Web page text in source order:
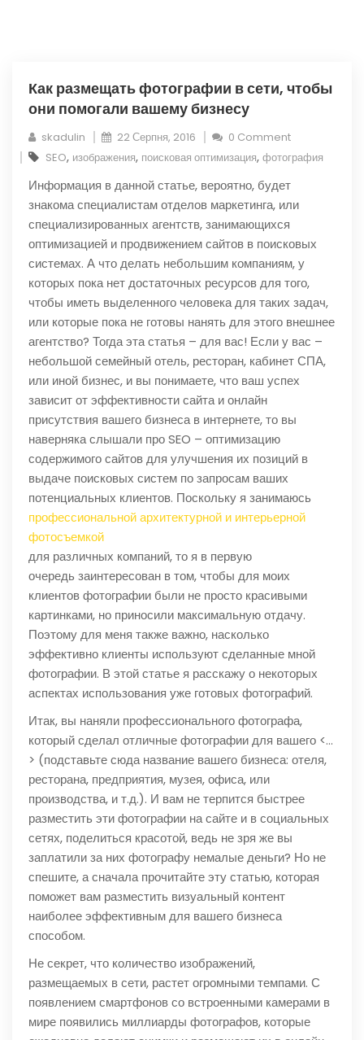
Как размещать фотографии в сети, чтобы
они помогали вашему бизнесу
skadulin 22 Серпня, 2016
0 Comment
SEO, изображения, поисковая оптимизация, фотография
Информация в данной статье, вероятно, будет
знакома специалистам отделов маркетинга, или
специализированных агентств, занимающихся
оптимизацией и продвижением сайтов в поисковых
системах. А что делать небольшим компаниям, у
которых пока нет достаточных ресурсов для того,
чтобы иметь выделенного человека для таких задач,
или которые пока не готовы нанять для этого внешнее
агентство? Тогда эта статья – для вас! Если у вас –
небольшой семейный отель, ресторан, кабинет СПА,
или иной бизнес, и вы понимаете, что ваш успех
зависит от эффективности сайта и онлайн
присутствия вашего бизнеса в интернете, то вы
наверняка слышали про SEO – оптимизацию
содержимого сайтов для улучшения их позиций в
выдаче поисковых систем по запросам ваших
потенциальных клиентов. Поскольку я занимаюсь
профессиональной архитектурной и интерьерной
фотосъемкой
для различных компаний, то я в первую
очередь заинтересован в том, чтобы для моих
клиентов фотографии были не просто красивыми
картинками, но приносили максимальную отдачу.
Поэтому для меня также важно, насколько
эффективно клиенты используют сделанные мной
фотографии. В этой статье я расскажу о некоторых
аспектах использования уже готовых фотографий.
Итак, вы наняли профессионального фотографа,
который сделал отличные фотографии для вашего <…
> (подставьте сюда название вашего бизнеса: отеля,
ресторана, предприятия, музея, офиса, или
производства, и т.д.). И вам не терпится быстрее
разместить эти фотографии на сайте и в социальных
сетях, поделиться красотой, ведь не зря же вы
заплатили за них фотографу немалые деньги? Но не
спешите, а сначала прочитайте эту статью, которая
поможет вам разместить визуальный контент
наиболее эффективным для вашего бизнеса
способом.
Не секрет, что количество изображений,
размещаемых в сети, растет огромными темпами. С
появлением смартфонов со встроенными камерами в
мире появились миллиарды фотографов, которые